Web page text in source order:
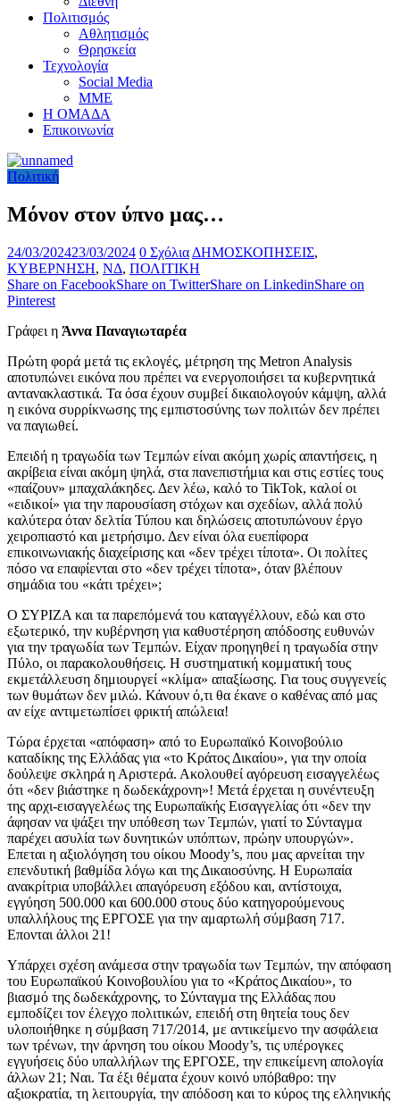
Πολιτισμός
Αθλητισμός
Θρησκεία
Τεχνολογία
Social Media
ΜΜΕ
Η ΟΜΑΔΑ
Επικοινωνία
Πολιτική
Μόνον στον ύπνο μας…
24/03/202423/03/2024 0 Σχόλια ΔΗΜΟΣΚΟΠΗΣΕΙΣ,
ΚΥΒΕΡΝΗΣΗ, ΝΔ, ΠΟΛΙΤΙΚΗ
Share on FacebookShare on TwitterShare on LinkedinShare on
Pinterest
Γράφει η Άννα Παναγιωταρέα
Πρώτη φορά μετά τις εκλογές, μέτρηση της Metron Analysis
αποτυπώνει εικόνα που πρέπει να ενεργοποιήσει τα κυβερνητικά
αντανακλαστικά. Τα όσα έχουν συμβεί δικαιολογούν κάμψη, αλλά
η εικόνα συρρίκνωσης της εμπιστοσύνης των πολιτών δεν πρέπει
να παγιωθεί.
Επειδή η τραγωδία των Τεμπών είναι ακόμη χωρίς απαντήσεις, η
ακρίβεια είναι ακόμη ψηλά, στα πανεπιστήμια και στις εστίες τους
«παίζουν» μπαχαλάκηδες. Δεν λέω, καλό το TikTok, καλοί οι
«ειδικοί» για την παρουσίαση στόχων και σχεδίων, αλλά πολύ
καλύτερα όταν δελτία Τύπου και δηλώσεις αποτυπώνουν έργο
χειροπιαστό και μετρήσιμο. Δεν είναι όλα ευεπίφορα
επικοινωνιακής διαχείρισης και «δεν τρέχει τίποτα». Οι πολίτες
πόσο να επαφίενται στο «δεν τρέχει τίποτα», όταν βλέπουν
σημάδια του «κάτι τρέχει»;
Ο ΣΥΡΙΖΑ και τα παρεπόμενά του καταγγέλλουν, εδώ και στο
εξωτερικό, την κυβέρνηση για καθυστέρηση απόδοσης ευθυνών
για την τραγωδία των Τεμπών. Είχαν προηγηθεί η τραγωδία στην
Πύλο, οι παρακολουθήσεις. Η συστηματική κομματική τους
εκμετάλλευση δημιουργεί «κλίμα» απαξίωσης. Για τους συγγενείς
των θυμάτων δεν μιλώ. Κάνουν ό,τι θα έκανε ο καθένας από μας
αν είχε αντιμετωπίσει φρικτή απώλεια!
Τώρα έρχεται «απόφαση» από το Ευρωπαϊκό Κοινοβούλιο
καταδίκης της Ελλάδας για «το Κράτος Δικαίου», για την οποία
δούλεψε σκληρά η Αριστερά. Ακολουθεί αγόρευση εισαγγελέως
ότι «δεν βιάστηκε η δωδεκάχρονη»! Μετά έρχεται η συνέντευξη
της αρχι-εισαγγελέως της Ευρωπαϊκής Εισαγγελίας ότι «δεν την
άφησαν να ψάξει την υπόθεση των Τεμπών, γιατί το Σύνταγμα
παρέχει ασυλία των δυνητικών υπόπτων, πρώην υπουργών».
Επεται η αξιολόγηση του οίκου Moody’s, που μας αρνείται την
επενδυτική βαθμίδα λόγω και της Δικαιοσύνης. Η Ευρωπαία
ανακρίτρια υποβάλλει απαγόρευση εξόδου και, αντίστοιχα,
εγγύηση 500.000 και 600.000 στους δύο κατηγορούμενους
υπαλλήλους της ΕΡΓΟΣΕ για την αμαρτωλή σύμβαση 717.
Επονται άλλοι 21!
Υπάρχει σχέση ανάμεσα στην τραγωδία των Τεμπών, την απόφαση
του Ευρωπαϊκού Κοινοβουλίου για το «Κράτος Δικαίου», το
βιασμό της δωδεκάχρονης, το Σύνταγμα της Ελλάδας που
εμποδίζει τον έλεγχο πολιτικών, επειδή στη θητεία τους δεν
υλοποιήθηκε η σύμβαση 717/2014, με αντικείμενο την ασφάλεια
των τρένων, την άρνηση του οίκου Moody’s, τις υπέρογκες
εγγυήσεις δύο υπαλλήλων της ΕΡΓΟΣΕ, την επικείμενη απολογία
άλλων 21; Ναι. Τα έξι θέματα έχουν κοινό υπόβαθρο: την
αξιοκρατία, τη λειτουργία, την απόδοση και το κύρος της ελληνικής